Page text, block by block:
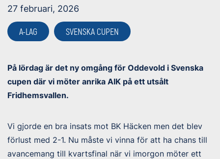
27 februari, 2026
A-LAG SVENSKA CUPEN
På lördag är det ny omgång för Oddevold i Svenska
cupen där vi möter anrika AIK på ett utsålt
Fridhemsvallen.
Vi gjorde en bra insats mot BK Häcken men det blev
förlust med 2-1. Nu måste vi vinna för att ha chans till
avancemang till kvartsfinal när vi imorgon möter ett